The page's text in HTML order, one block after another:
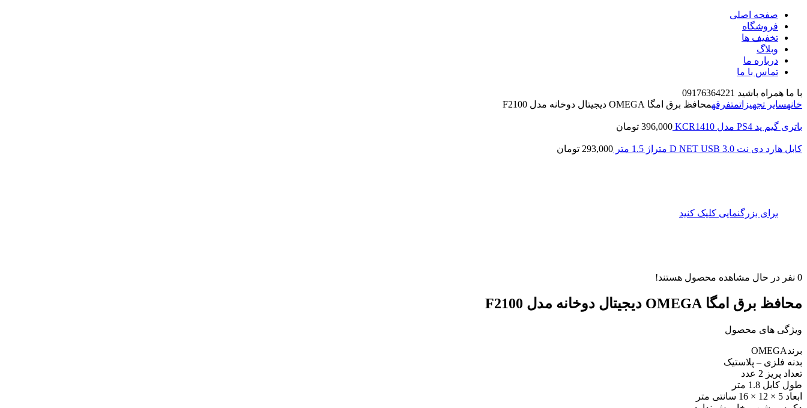
صفحه اصلی
فروشگاه
تخفیف ها
وبلاگ
درباره ما
تماس با ما
با ما همراه باشید 09176364221
خانهسایر تجهیزاتمتفرقهمحافظ برق امگا OMEGA دیجیتال دوخانه مدل F2100
باتری گیم پد PS4 مدل KCR1410 396,000 تومان
کابل هارد دی نت D NET USB 3.0 متراژ 1.5 متر 293,000 تومان
برای بزرگنمایی کلیک کنید
0 نفر در حال مشاهده محصول هستند!
محافظ برق امگا OMEGA دیجیتال دوخانه مدل F2100
ویژگی های محصول
برندOMEGA
بدنه فلزی – پلاستیک
تعداد پريز 2 عدد
طول کابل 1.8 متر
ابعاد 5 × 12 × 16 سانتی متر